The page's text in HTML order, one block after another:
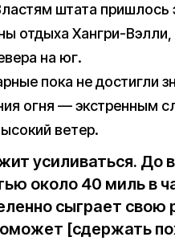
штата пришлось
отдыха Хангри-
на юг.
пока не достигли
огня — экстренным
ветер.
усиливаться. До
около 40 миль в
сыграет свою
[сдержать